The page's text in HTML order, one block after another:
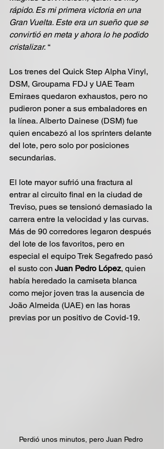
rápido. Es mi primera victoria en una
Gran Vuelta. Este era un sueño que se
convirtió en meta y ahora lo he podido
cristalizar. “
Los trenes del Quick Step Alpha Vinyl,
DSM, Groupama FDJ y UAE Team
Emiraes quedaron exhaustos, pero no
pudieron poner a sus embaladores en
la línea. Alberto Dainese (DSM) fue
quien encabezó al los sprinters delante
del lote, pero solo por posiciones
secundarias.
El lote mayor sufrió una fractura al
entrar al circuito final en la ciudad de
Treviso, pues se tensionó demasiado la
carrera entre la velocidad y las curvas.
Más de 90 corredores legaron después
del lote de los favoritos, pero en
especial el equipo Trek Segafredo pasó
el susto con Juan Pedro López, quien
había heredado la camiseta blanca
como mejor joven tras la ausencia de
João Almeida (UAE) en las horas
previas por un positivo de Covid-19.
Perdió unos minutos, pero Juan Pedro